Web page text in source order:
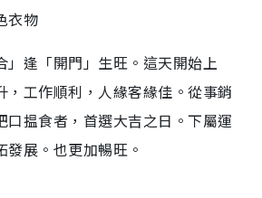
衣物
」逢「開門」生旺。這天開始上
，工作順利，人緣客緣佳。從事銷
口揾食者，首選大吉之日。下屬運
展。也更加暢旺。